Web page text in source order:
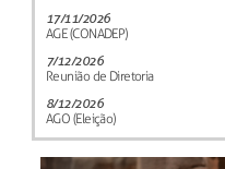
17/11/2026
AGE (CONADEP)
7/12/2026
Reunião de Diretoria
8/12/2026
AGO (Eleição)